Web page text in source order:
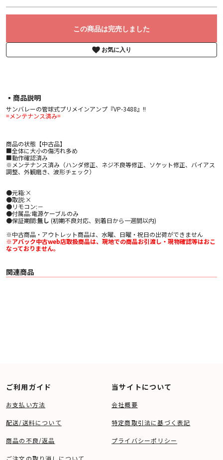
この商品は完売しました
お気に入り
▪︎商品説明
サンバレーの管球式プリメインアンプ『VP-3488』!!
=メンテナンス済み=
商品の状態【中古品】
■全体に大小の傷汚れ多め
■動作確認済み
※メンテナンス済み（ハンダ修正、ネジ不良等修正、ソケット修正、バイアス
調整、外観磨き、波形チェック）
●元箱:×
●取説:×
●リモコン:－
●付属品:電源ケーブルのみ
●保証期間:無し (初期不良対応、到着日から一週間以内)
※中古商品・アウトレット商品は、水曜、日曜・祝日の出荷ができません
※アバック中古web店取扱商品は、現地での商品お引渡し・現物確認等はおこ
なっておりません。
関連商品
ご利用ガイド
お支払い方法
配送/送料について
商品の不良/返品
当サイトについて
会社概要
特定商取引法に基づく表記
プライバシーポリシー